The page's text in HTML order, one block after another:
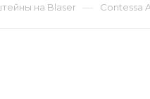
на Blaser — Contessa